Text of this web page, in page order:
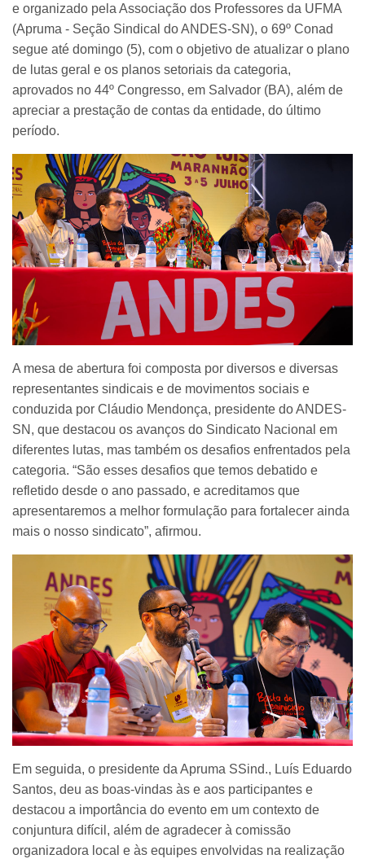
e organizado pela Associação dos Professores da UFMA
(Apruma - Seção Sindical do ANDES-SN), o 69º Conad
segue até domingo (5), com o objetivo de atualizar o plano
de lutas geral e os planos setoriais da categoria,
aprovados no 44º Congresso, em Salvador (BA), além de
apreciar a prestação de contas da entidade, do último
período.
A mesa de abertura foi composta por diversos e diversas
representantes sindicais e de movimentos sociais e
conduzida por Cláudio Mendonça, presidente do ANDES-
SN, que destacou os avanços do Sindicato Nacional em
diferentes lutas, mas também os desafios enfrentados pela
categoria. “São esses desafios que temos debatido e
refletido desde o ano passado, e acreditamos que
apresentaremos a melhor formulação para fortalecer ainda
mais o nosso sindicato”, afirmou.
Em seguida, o presidente da Apruma SSind., Luís Eduardo
Santos, deu as boas-vindas às e aos participantes e
destacou a importância do evento em um contexto de
conjuntura difícil, além de agradecer à comissão
organizadora local e às equipes envolvidas na realização